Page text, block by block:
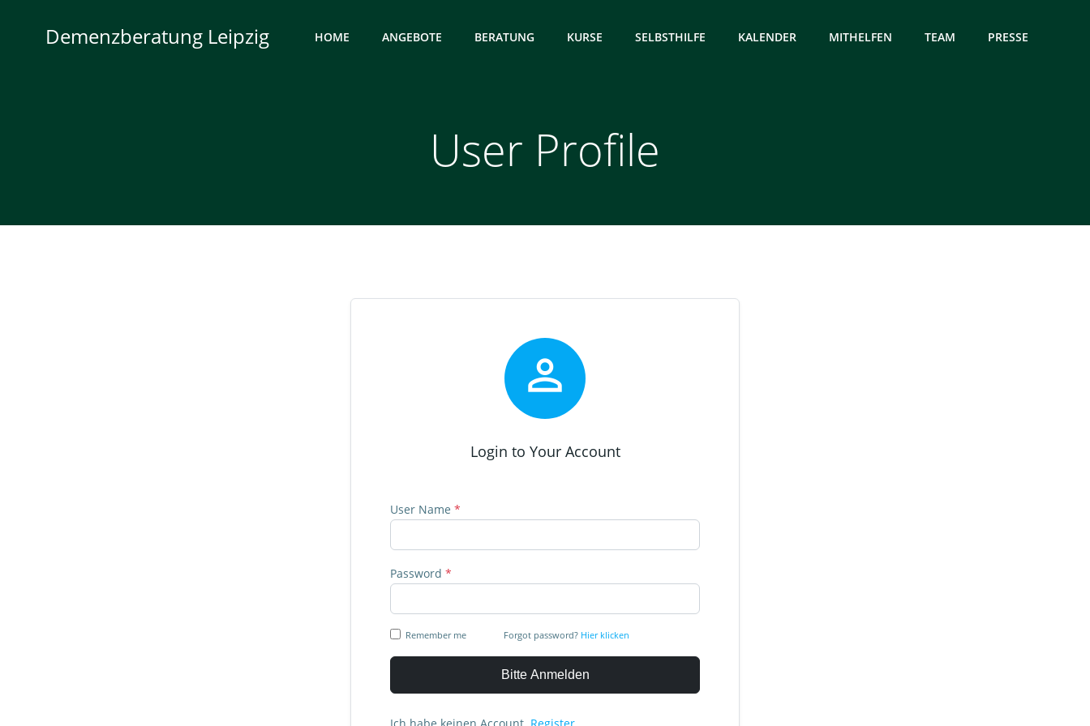
springenDemenzberatung Leipzig HOME ANGEBOTE BERATUNG KURSE SELBSTHILFE KALENDER MITHELFEN TEAM PRESSE
User Profile

Login to Your Account
User Name *
Password *
Remember me Forgot password? Hier klicken
Bitte Anmelden